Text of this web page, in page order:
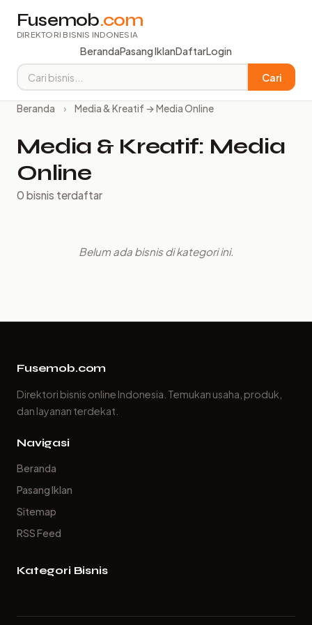
Fusemob.com
DIREKTORI BISNIS INDONESIA
BerandaPasang IklanDaftarLogin
Cari
Beranda › Media & Kreatif → Media Online
Media & Kreatif: Media
Online
0 bisnis terdaftar
Belum ada bisnis di kategori ini.
Fusemob.com
Direktori bisnis online Indonesia. Temukan usaha, produk,
dan layanan terdekat.
Navigasi
Beranda
Pasang Iklan
Sitemap
RSS Feed
Kategori Bisnis